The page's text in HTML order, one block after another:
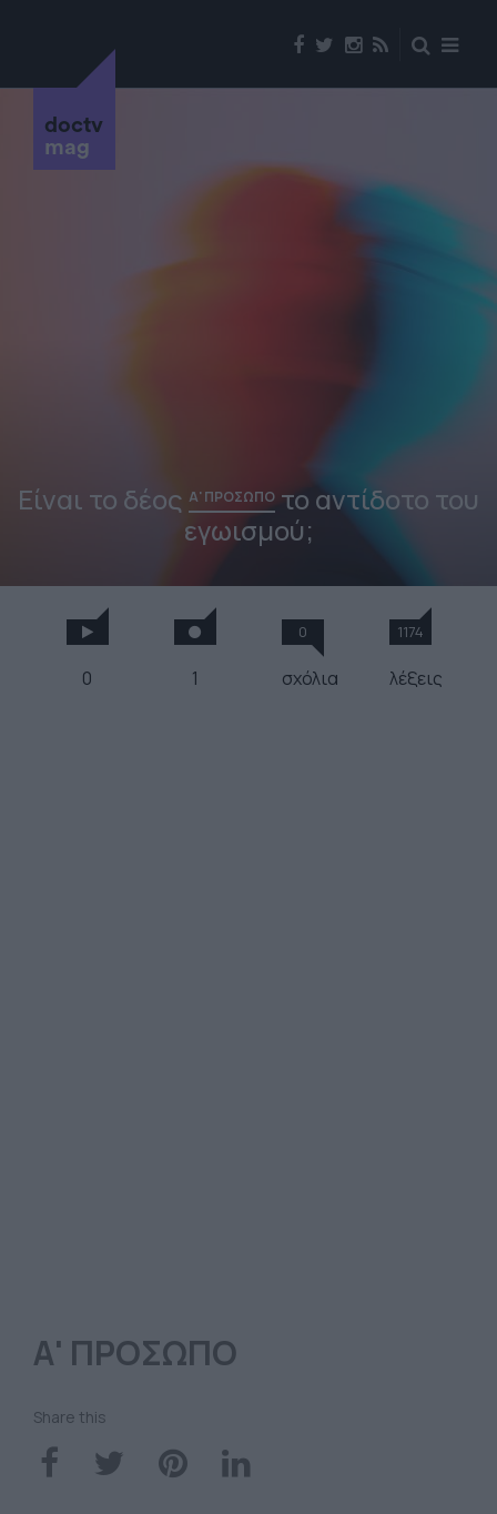
doctv
mag
Είναι το δέος Α' ΠΡΟΣΩΠΟτο αντίδοτο του
εγωισμού;
0 1
0
σχόλια
1174
λέξεις
Α' ΠΡΟΣΩΠΟ
Share this